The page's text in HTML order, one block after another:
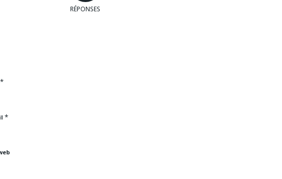
RÉPONSES
*
*